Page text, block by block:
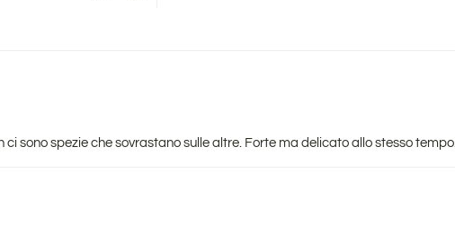
sono spezie che sovrastano sulle altre. Forte ma delicato allo stesso tempo.